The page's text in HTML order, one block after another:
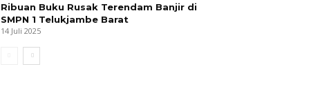
Ribuan Buku Rusak Terendam Banjir di
SMPN 1 Telukjambe Barat
14 Juli 2025